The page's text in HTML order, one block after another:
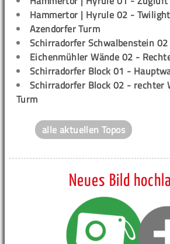
Hammertor | Hyrule 02 -
Azendorfer Turm
Schirradorfer Schwalbenstein
Eichenmühler Wände 02 -
Schirradorfer Block 01 -
Schirradorfer Block 02 - rechter
Turm
alle aktuellen Topos
Neues Bild